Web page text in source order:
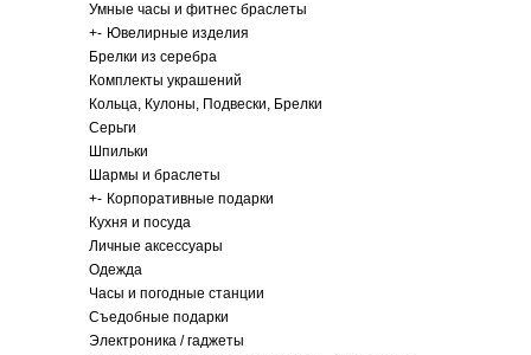
Умные часы и фитнес браслеты
+- Ювелирные изделия
Брелки из серебра
Комплекты украшений
Кольца, Кулоны, Подвески, Брелки
Серьги
Шпильки
Шармы и браслеты
+- Корпоративные подарки
Кухня и посуда
Личные аксессуары
Одежда
Часы и погодные станции
Съедобные подарки
Электроника / гаджеты